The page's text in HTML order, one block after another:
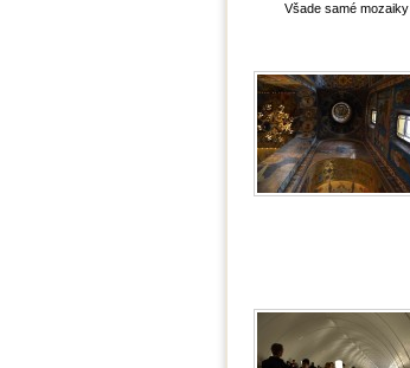
Všade samé mozaiky